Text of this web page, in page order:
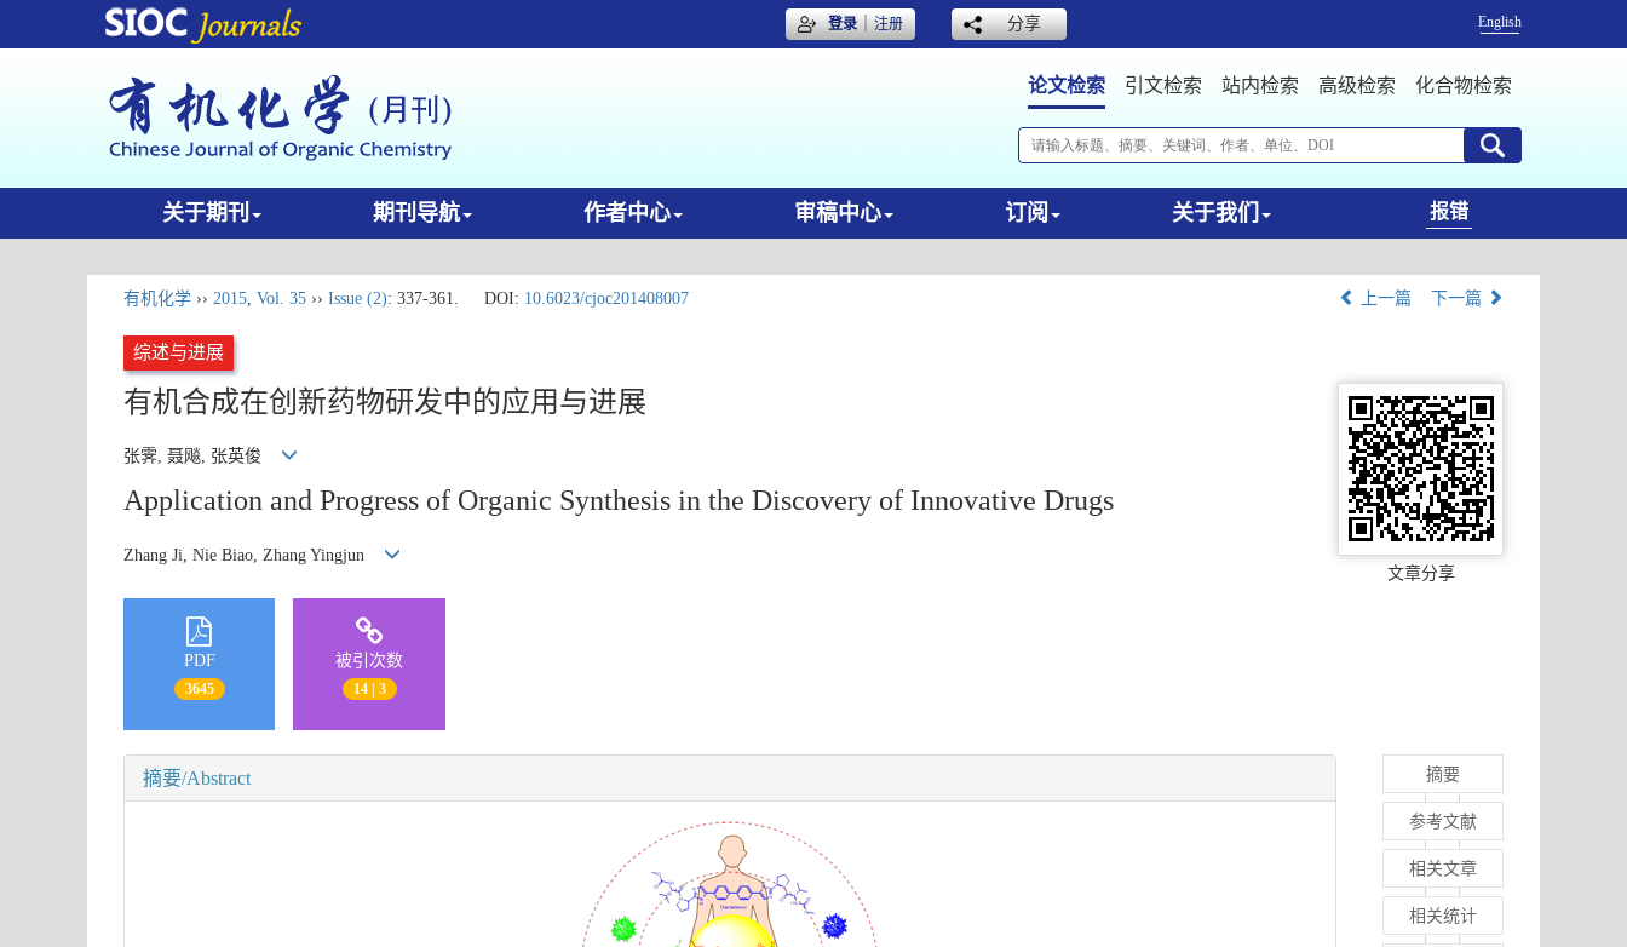
登录｜注册 分享 English
论文检索 引文检索 站内检索 高级检索 化合物检索
关于期刊 期刊导航 作者中心 审稿中心 订阅 关于我们 报错
有机化学 ›› 2015, Vol. 35 ›› Issue (2): 337-361. DOI: 10.6023/cjoc201408007 上一篇 下一篇
综述与进展
有机合成在创新药物研发中的应用与进展
张霁, 聂飚, 张英俊
Application and Progress of Organic Synthesis in the Discovery of Innovative Drugs
Zhang Ji, Nie Biao, Zhang Yingjun
文章分享
PDF
3645
被引次数
14 | 3
摘要/Abstract 摘要
参考文献
相关文章
相关统计